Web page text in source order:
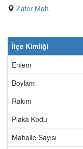
Zafer Mah.
İlçe Kimliği
Enlem
Boylam
Rakım
Plaka Kodu
Mahalle Sayısı